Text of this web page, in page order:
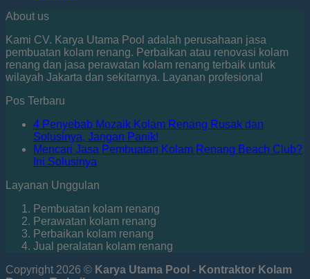
About us
Kami CV. Karya Utama Pool adalah perusahaan jasa
pembuatan kolam renang. Perbaikan atau renovasi kolam
renang dan jasa perawatan kolam renang terbaik untuk
wilayah Jakarta dan sekitarnya. Layanan profesional
Pos Terbaru
4 Penyebab Mozaik Kolam Renang Rusak dan
Solusinya, Jangan Panik!
Mencari Jasa Pembuatan Kolam Renang Beach Club?
Ini Solusinya
Layanan Unggulan
Pembuatan kolam renang
Perawatan kolam renang
Perbaikan kolam renang
Jual peralatan kolam renang
Copyright 2026 © Karya Utama Pool - Kontraktor Kolam